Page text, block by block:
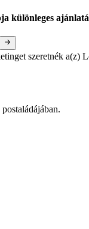
különleges
szeretnék